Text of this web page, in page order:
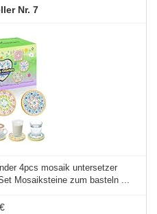
7
4pcs mosaik untersetzer
Mosaiksteine zum basteln ...